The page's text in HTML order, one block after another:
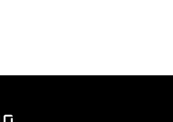
tab)
new tab)
in a new tab)
(opens in a new tab)